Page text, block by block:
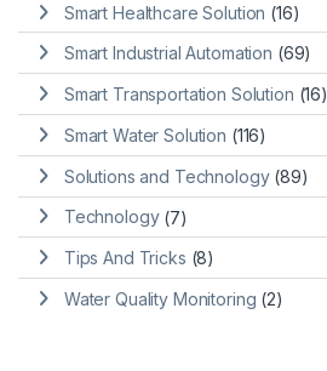
Smart Healthcare Solution (16)
Smart Industrial Automation (69)
Smart Transportation Solution (16)
Smart Water Solution (116)
Solutions and Technology(89)
Technology(7)
Tips And Tricks (8)
Water Quality Monitoring (2)